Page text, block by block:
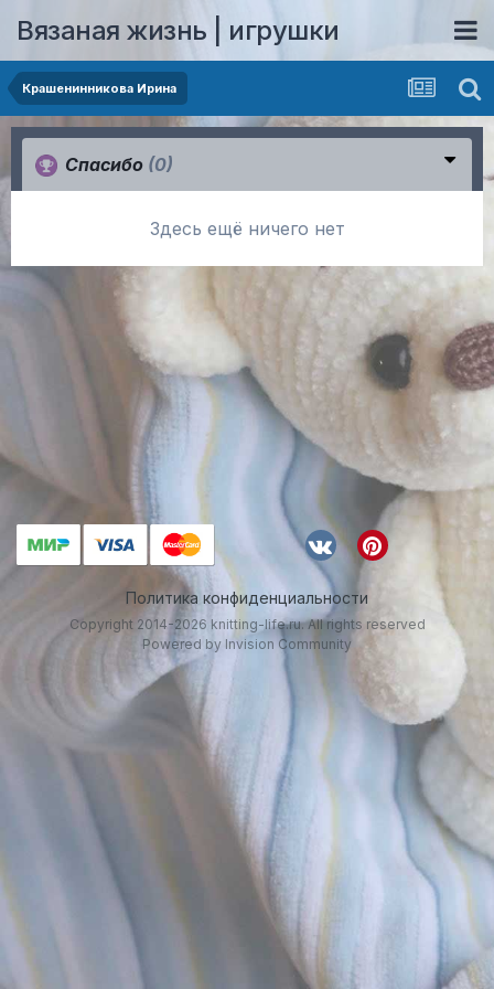
Вязаная жизнь | игрушки
Крашенинникова Ирина
Спасибо (0)
Здесь ещё ничего нет
Политика конфиденциальности
Copyright 2014-2026 knitting-life.ru. All rights reserved
Powered by Invision Community